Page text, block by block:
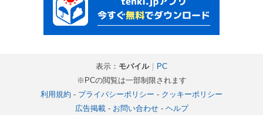
表示： モバイル｜ PC
※PCの閲覧は一部制限されます
利用規約 - プライバシーポリシー - クッキーポリシー
広告掲載- お問い合わせ- ヘルプ